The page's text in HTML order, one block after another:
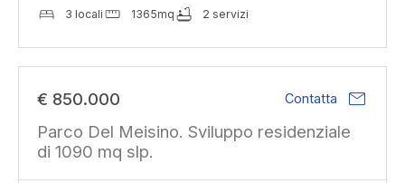
3 locali 1365mq 2 servizi
€ 850.000 Contatta mail
Parco Del Meisino. Sviluppo residenziale
di 1090 mq slp.